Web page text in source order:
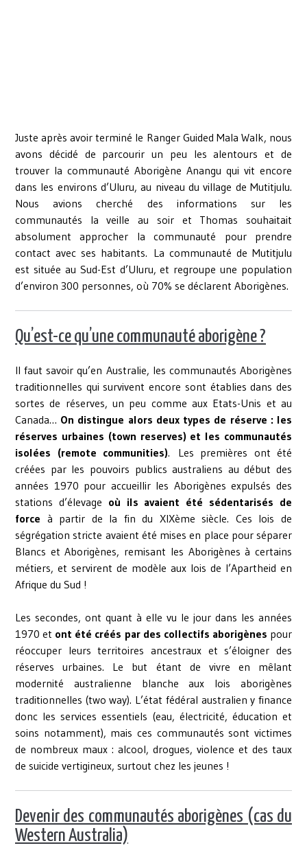
Juste après avoir terminé le Ranger Guided Mala Walk, nous
avons décidé de parcourir un peu les alentours et de
trouver la communauté Aborigène Anangu qui vit encore
dans les environs d’Uluru, au niveau du village de Mutitjulu.
Nous avions cherché des informations sur les
communautés la veille au soir et Thomas souhaitait
absolument approcher la communauté pour prendre
contact avec ses habitants. La communauté de Mutitjulu
est située au Sud-Est d’Uluru, et regroupe une population
d’environ 300 personnes, où 70% se déclarent Aborigènes.
Qu’est-ce qu’une communauté aborigène ?
Il faut savoir qu’en Australie, les communautés Aborigènes
traditionnelles qui survivent encore sont établies dans des
sortes de réserves, un peu comme aux Etats-Unis et au
Canada… On distingue alors deux types de réserve : les
réserves urbaines (town reserves) et les communautés
isolées (remote communities). Les premières ont été
créées par les pouvoirs publics australiens au début des
années 1970 pour accueillir les Aborigènes expulsés des
stations d’élevage où ils avaient été sédentarisés de
force à partir de la fin du XIXème siècle. Ces lois de
ségrégation stricte avaient été mises en place pour séparer
Blancs et Aborigènes, remisant les Aborigènes à certains
métiers, et servirent de modèle aux lois de l’Apartheid en
Afrique du Sud !
Les secondes, ont quant à elle vu le jour dans les années
1970 et ont été créés par des collectifs aborigènes pour
réoccuper leurs territoires ancestraux et s’éloigner des
réserves urbaines. Le but étant de vivre en mêlant
modernité australienne blanche aux lois aborigènes
traditionnelles (two way). L’état fédéral australien y finance
donc les services essentiels (eau, électricité, éducation et
soins notamment), mais ces communautés sont victimes
de nombreux maux : alcool, drogues, violence et des taux
de suicide vertigineux, surtout chez les jeunes !
Devenir des communautés aborigènes (cas du
Western Australia)